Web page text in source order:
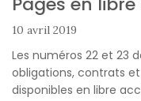
10 avril 2019
Les numéros 22 et 23
obligations, contrats
disponibles en libre